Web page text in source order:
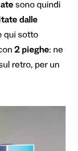
sono quindi
dalle
qui sotto
2 pieghe: ne
retro, per un